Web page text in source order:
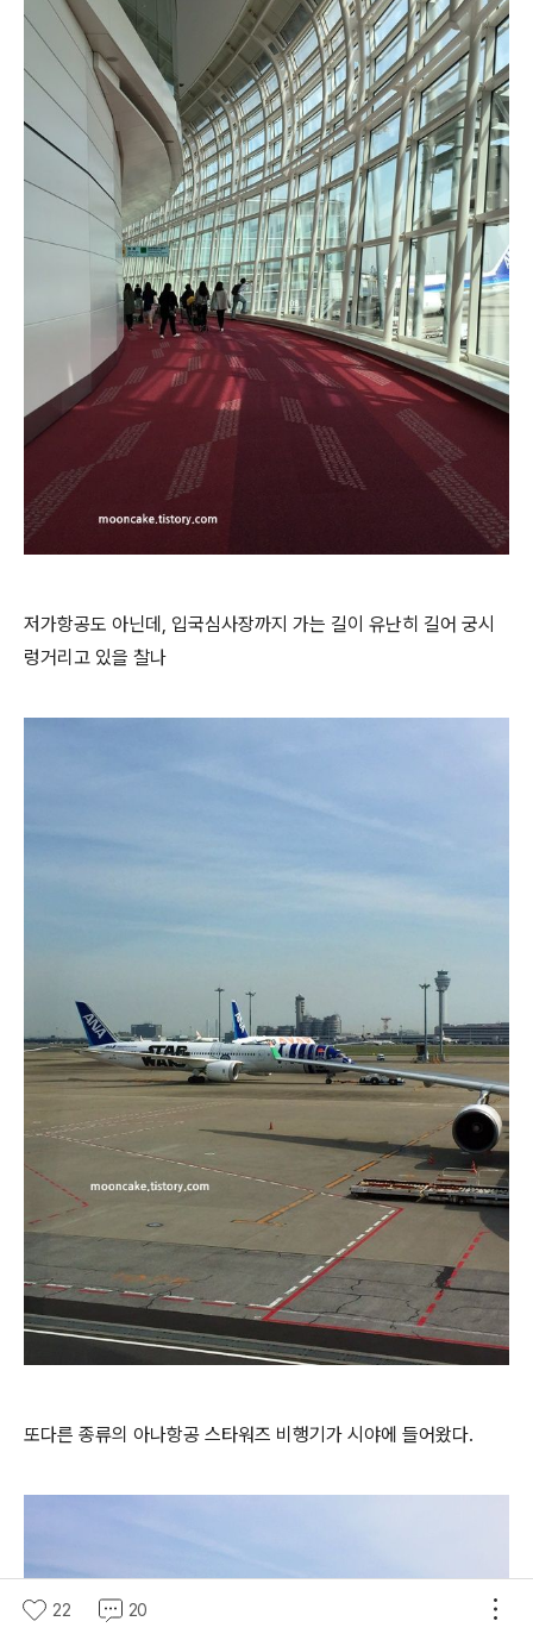
저가항공도 아닌데, 입국심사장까지 가는 길이 유난히 길어 궁시
렁거리고 있을 찰나
또다른 종류의 아나항공 스타워즈 비행기가 시야에 들어왔다.
22 20